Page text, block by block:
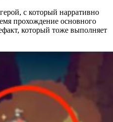
с который нарративно
прохождение основного
который тоже выполняет